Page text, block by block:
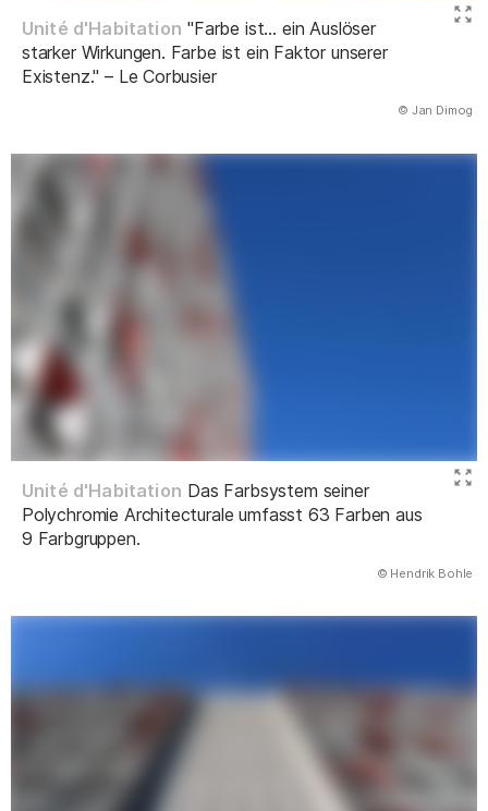
Unité d'Habitation "Farbe ist… ein Auslöser
starker Wirkungen. Farbe ist ein Faktor unserer
Existenz." – Le Corbusier
© Jan Dimog
Unité d'Habitation Das Farbsystem seiner
Polychromie Architecturale umfasst 63 Farben aus
9 Farbgruppen.
© Hendrik Bohle